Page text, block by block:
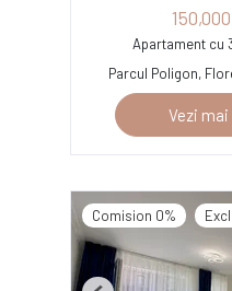
Apartament cu
Parcul Poligon,
Vezi
Comision 0%